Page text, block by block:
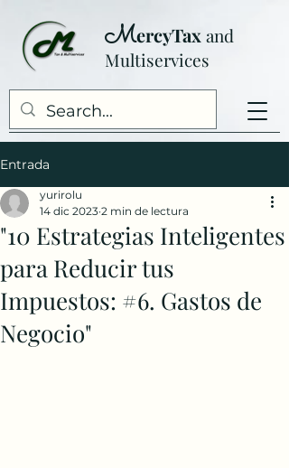
MercyTax and
Multiservices
Entrada
"10 Estrategias Inteligentes
para Reducir tus
Impuestos: #6. Gastos de
Negocio"
yurirolu
14 dic 2023 2 min de lectura